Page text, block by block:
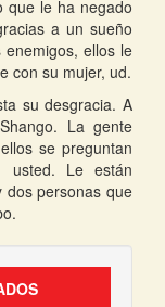
que le ha negado
a un sueño
ellos le
con su mujer, ud.
su desgracia. A
La gente
se preguntan
usted. Le están
dos personas que